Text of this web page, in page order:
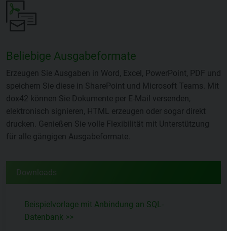
Beliebige Ausgabeformate
Erzeugen Sie Ausgaben in Word, Excel, PowerPoint, PDF und
speichern Sie diese in SharePoint und Microsoft Teams. Mit
dox42 können Sie Dokumente per E-Mail versenden,
elektronisch signieren, HTML erzeugen oder sogar direkt
drucken. Genießen Sie volle Flexibilität mit Unterstützung
für alle gängigen Ausgabeformate.
Downloads
Beispielvorlage mit Anbindung an SQL-
Datenbank >>